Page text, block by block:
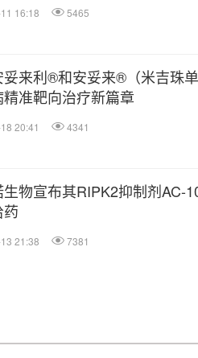
16:18 5465
妥来利®和安妥来®（米吉珠
准靶向治疗新篇章
20:41 4341
生物宣布其RIPK2抑制剂AC-
药
21:38 7381